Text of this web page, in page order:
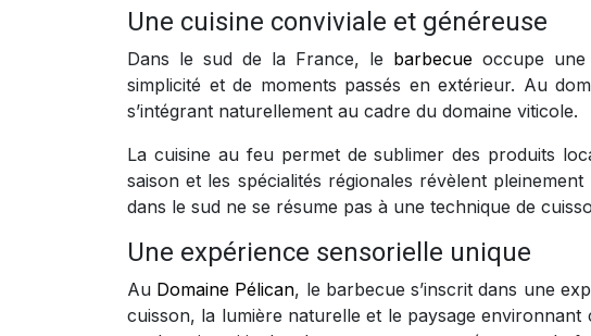
Une cuisine conviviale et généreuse
Dans le sud de la France, le barbecue occupe
simplicité et de moments passés en extérieur. Au
s’intégrant naturellement au cadre du domaine viticole.
La cuisine au feu permet de sublimer des produits
saison et les spécialités régionales révèlent
dans le sud ne se résume pas à une technique de
Une expérience sensorielle unique
Au Domaine Pélican, le barbecue s’inscrit dans une
cuisson, la lumière naturelle et le paysage